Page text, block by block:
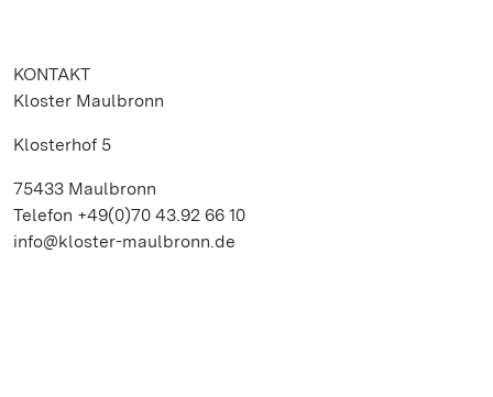
KONTAKT
Kloster Maulbronn
Klosterhof 5
75433 Maulbronn
Telefon +49(0)70 43.92 66 10
info@kloster-maulbronn.de